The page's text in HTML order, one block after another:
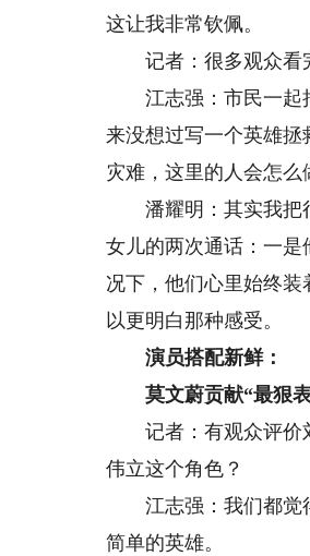
这让我非常钦佩。
记者：很多观众看完
江志强：市民一起把
来没想过写一个英雄
灾难，这里的人会怎么
潘耀明：其实我把很
女儿的两次通话：一
况下，他们心里始终
以更明白那种感受。
演员搭配新鲜：
莫文蔚贡献“最狠表
记者：有观众评价刘
伟立这个角色？
江志强：我们都觉得
简单的英雄。